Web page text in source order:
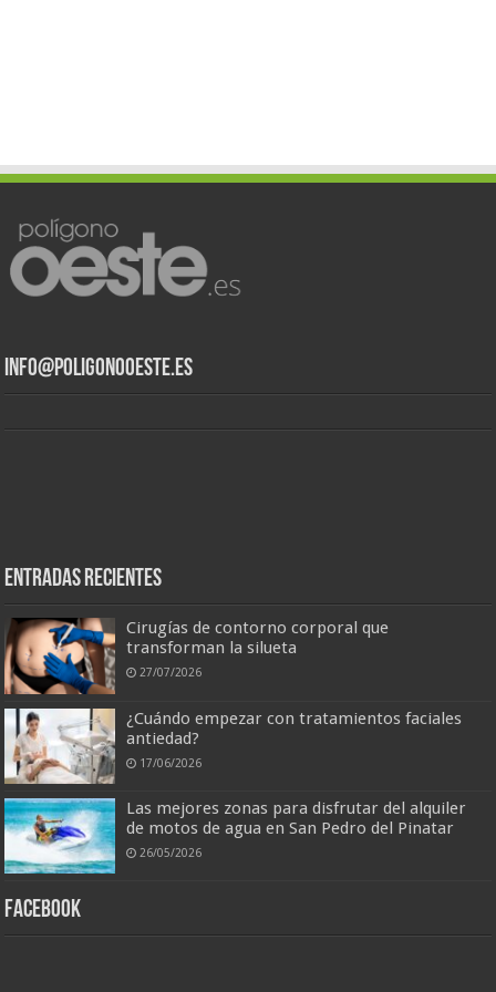
info@poligonooeste.es
Entradas recientes
Cirugías de contorno corporal que
transforman la silueta
27/07/2026
¿Cuándo empezar con tratamientos faciales
antiedad?
17/06/2026
Las mejores zonas para disfrutar del alquiler
de motos de agua en San Pedro del Pinatar
26/05/2026
Facebook